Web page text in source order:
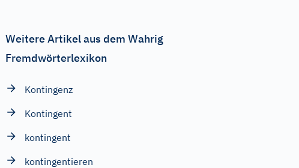
Weitere Artikel aus dem Wahrig
Fremdwörterlexikon
Kontingenz
Kontingent
kontingent
kontingentieren